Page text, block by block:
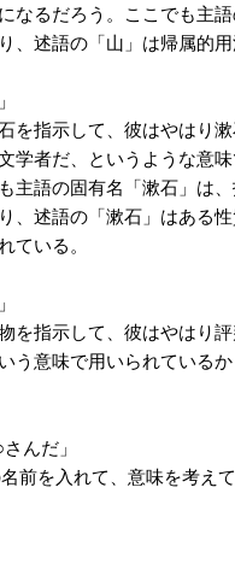
なるだろう。ここでも主
、述語の「山」は帰属的用
を指示して、彼はやはり
学者だ、というような意
主語の固有名「漱石」は
、述語の「漱石」はある
ている。
を指示して、彼はやはり
う意味で用いられている
んだ」
前を入れて、意味を考え